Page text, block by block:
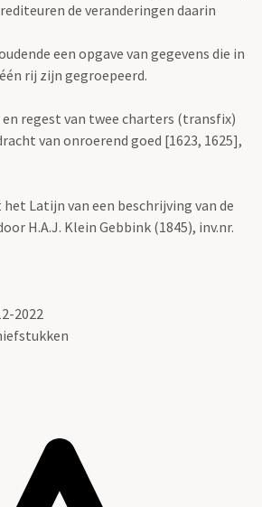
de veranderingen daarin
een opgave van gegevens die in
rij zijn gegroepeerd.
regest van twee charters (transfix)
van onroerend goed [1623, 1625],
Latijn van een beschrijving van de
H.A.J. Klein Gebbink (1845), inv.nr.
2022